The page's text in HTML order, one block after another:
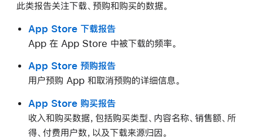
此类报告关注下载、预购和购买的数据。
App Store 下载报告
App 在 App Store 中被下载的频率。
App Store 预购报告
用户预购 App 和取消预购的详细信息。
App Store 购买报告
收入和购买数据，包括购买类型、内容名称、销售额、所
得、付费用户数，以及下载来源归因。